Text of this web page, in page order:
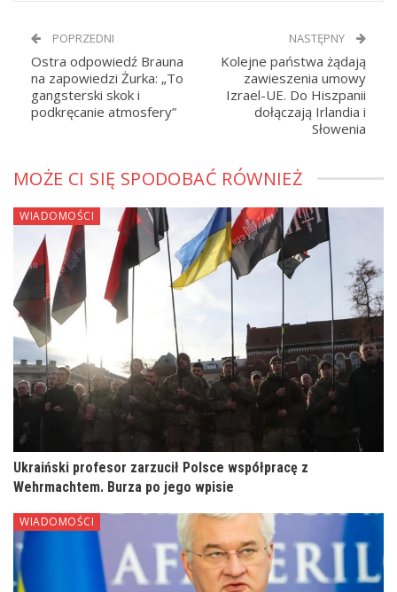
POPRZEDNI
Ostra odpowiedź Brauna
na zapowiedzi Żurka: „To
gangsterski skok i
podkręcanie atmosfery”
NASTĘPNY
Kolejne państwa żądają
zawieszenia umowy
Izrael-UE. Do Hiszpanii
dołączają Irlandia i
Słowenia
MOŻE CI SIĘ SPODOBAĆ RÓWNIEŻ
WIADOMOŚCI
Ukraiński profesor zarzucił Polsce współpracę z
Wehrmachtem. Burza po jego wpisie
WIADOMOŚCI